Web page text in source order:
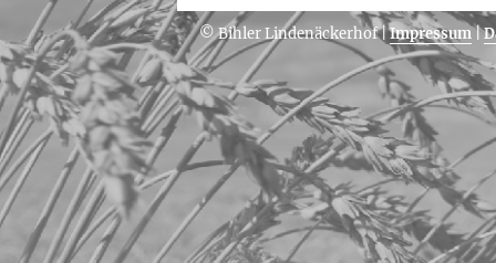
© Bihler Lindenäckerhof|Impressum|